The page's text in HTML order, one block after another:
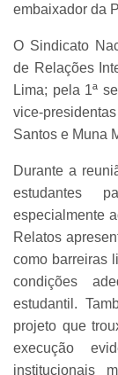
embaixador da
O Sindicato
de Relações
Lima; pela 1ª
vice-
Santos e Muna
Durante a
estudantes
especialmente
Relatos
como barreiras
condições
estudantil.
projeto que
execução
institucionais